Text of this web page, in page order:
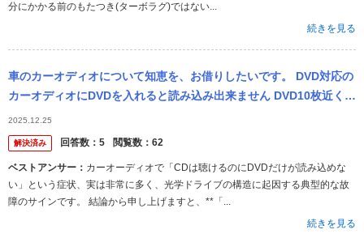
分にかかる前のもたつき(ターボラグ)ではない...
続きを見る
車のカーオディオについて知恵を、お借りしたいです。 DVD対応の
カーオディオにDVDを入れると読み込み出来ません DVD10枚近く再
生かけましたが読み込みませんでした。 家のプレーヤー、他のカ
ー...
2025.12.25
解決済み 回答数： 5 閲覧数： 62
ベストアンサー： カーオーディオで「CDは聴けるのにDVDだけが読み込めな
い」という症状、実は非常に多く、光学ドライブの構造に起因する典型的な故
障のサインです。 結論から申し上げますと、**「...
続きを見る